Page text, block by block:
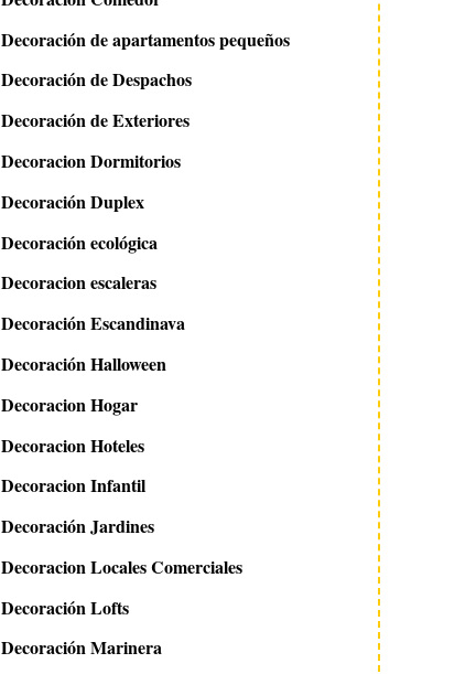
Decoración de apartamentos pequeños
Decoración de Despachos
Decoración de Exteriores
Decoracion Dormitorios
Decoración Duplex
Decoración ecológica
Decoracion escaleras
Decoración Escandinava
Decoración Halloween
Decoracion Hogar
Decoracion Hoteles
Decoracion Infantil
Decoración Jardines
Decoracion Locales Comerciales
Decoración Lofts
Decoración Marinera